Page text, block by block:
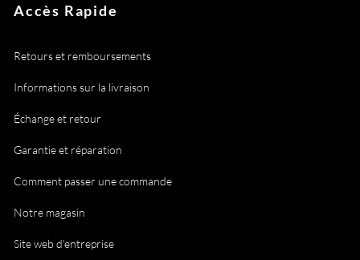
Accès Rapide
Retours et remboursements
Informations sur la livraison
Échange et retour
Garantie et réparation
Comment passer une commande
Notre magasin
Site web d'entreprise